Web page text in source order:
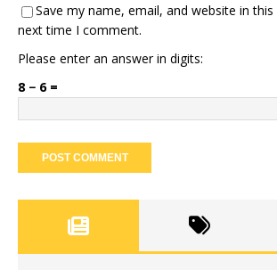
Save my name, email, and website in
next time I comment.
Please enter an answer in digits:
8 − 6 =